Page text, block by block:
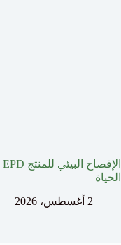
الحياة
2 أغسطس، 2026